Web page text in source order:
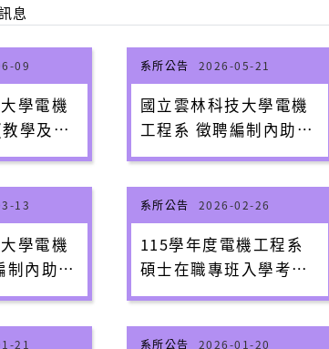
息
09
學電機
學及產
任助理教
系所公告 2026-05-21
國立雲林科技大學電機
工程系 徵聘編制內助理
教授級以上專任教師師
13
學電機
制內助理
教師師
系所公告 2026-02-26
115學年度電機工程系
碩士在職專班入學考試-
面試時間表與注意事項
21 系所公告 2026-01-20